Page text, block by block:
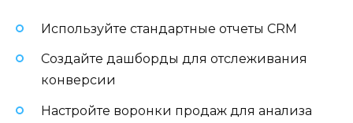
Используйте стандартные отчеты CRM
Создайте дашборды для отслеживания
конверсии
Настройте воронки продаж для анализа